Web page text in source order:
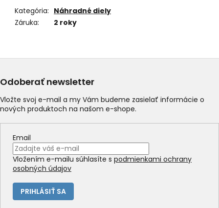
Kategória: Náhradné diely
Záruka: 2 roky
Odoberať newsletter
Vložte svoj e-mail a my Vám budeme zasielať informácie o
nových produktoch na našom e-shope.
Email
Vložením e-mailu súhlasíte s podmienkami ochrany
osobných údajov
PRIHLÁSIŤ SA